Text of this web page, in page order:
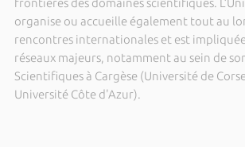
frontières des domaines scientifiques.
organise ou accueille également tout au
rencontres internationales et est
réseaux majeurs, notamment au sein de
Scientifiques à Cargèse (Université de
Université Côte d'Azur).